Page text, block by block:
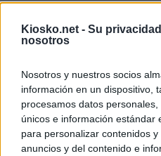
Kiosko.net - Su
nosotros
Nosotros y nuestros socios
información en un dispositivo,
procesamos datos
únicos e información estándar
para personalizar contenidos
anuncios y del contenido e
© Kiosko.net Aviso Legal